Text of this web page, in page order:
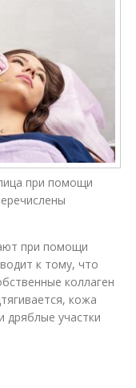
при помощи
при помощи
к тому, что
коллаген
кожа
дряблые участки